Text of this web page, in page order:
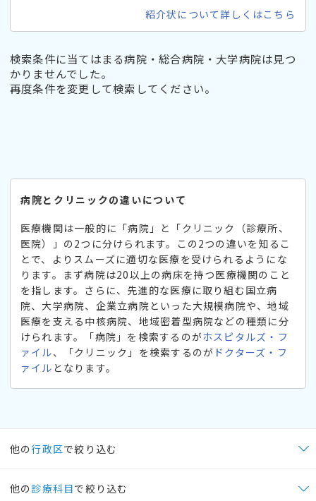
紹介状について詳しくはこちら
検索条件に当てはまる病院・総合病院・大学病院は見つ
かりませんでした。
再度条件を変更して検索してください。
病院とクリニックの違いについて
医療機関は一般的に「病院」と「クリニック（診療所、
医院）」の2つに分けられます。この2つの違いを知るこ
とで、よりスムーズに適切な医療を受けられるようにな
ります。まず病院は20以上の病床を持つ医療機関のこと
を指します。さらに、先進的な医療に取り組む国立病
院、大学病院、企業立病院といった大規模病院や、地域
医療を支える中核病院、地域密着型病院などの種類に分
けられます。「病院」を検索するのがホスピタルズ・フ
ァイル、「クリニック」を検索するのが ドクターズ・フ
ァイル となります。
他の行政区で絞り込む
他の 診療科目で絞り込む